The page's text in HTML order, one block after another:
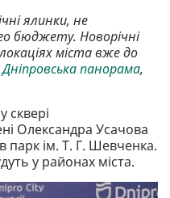
ялинки, не
бюджету. Новорічні
міста вже до
Дніпровська панорама,
сквері
Олександра Усачова
парк ім. Т. Г. Шевченка.
у районах міста.